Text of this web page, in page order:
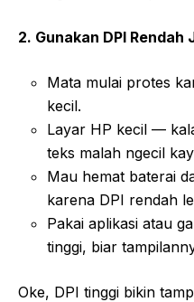
2. Gunakan DPI Rendah
Mata mulai protes
kecil.
Layar HP kecil —
teks malah ngecil
Mau hemat baterai
karena DPI rendah
Pakai aplikasi atau
tinggi, biar
Oke, DPI tinggi bikin